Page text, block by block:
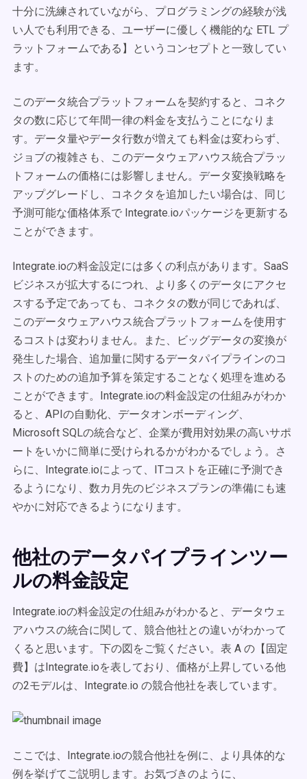
十分に洗練されていながら、プログラミングの経験が浅
い人でも利用できる、ユーザーに優しく機能的な ETL プ
ラットフォームである】というコンセプトと一致してい
ます。
このデータ統合プラットフォームを契約すると、コネク
タの数に応じて年間一律の料金を支払うことになりま
す。データ量やデータ行数が増えても料金は変わらず、
ジョブの複雑さも、このデータウェアハウス統合プラッ
トフォームの価格には影響しません。データ変換戦略を
アップグレードし、コネクタを追加したい場合は、同じ
予測可能な価格体系で Integrate.ioパッケージを更新する
ことができます。
Integrate.ioの料金設定には多くの利点があります。SaaS
ビジネスが拡大するにつれ、より多くのデータにアクセ
スする予定であっても、コネクタの数が同じであれば、
このデータウェアハウス統合プラットフォームを使用す
るコストは変わりません。また、ビッグデータの変換が
発生した場合、追加量に関するデータパイプラインのコ
ストのための追加予算を策定することなく処理を進める
ことができます。Integrate.ioの料金設定の仕組みがわか
ると、APIの自動化、データオンボーディング、
Microsoft SQLの統合など、企業が費用対効果の高いサポ
ートをいかに簡単に受けられるかがわかるでしょう。さ
らに、Integrate.ioによって、ITコストを正確に予測でき
るようになり、数カ月先のビジネスプランの準備にも速
やかに対応できるようになります。
他社のデータパイプラインツー
ルの料金設定
Integrate.ioの料金設定の仕組みがわかると、データウェ
アハウスの統合に関して、競合他社との違いがわかって
くると思います。下の図をご覧ください。表 A の【固定
費】はIntegrate.ioを表しており、価格が上昇している他
の2モデルは、Integrate.io の競合他社を表しています。
ここでは、Integrate.ioの競合他社を例に、より具体的な
例を挙げてご説明します。お気づきのように、